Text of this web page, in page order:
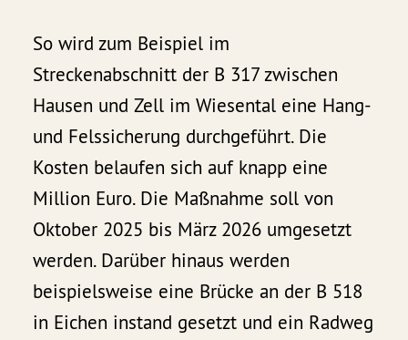
So wird zum Beispiel im
Streckenabschnitt der B 317 zwischen
Hausen und Zell im Wiesental eine Hang-
und Felssicherung durchgeführt. Die
Kosten belaufen sich auf knapp eine
Million Euro. Die Maßnahme soll von
Oktober 2025 bis März 2026 umgesetzt
werden. Darüber hinaus werden
beispielsweise eine Brücke an der B 518
in Eichen instand gesetzt und ein Radweg